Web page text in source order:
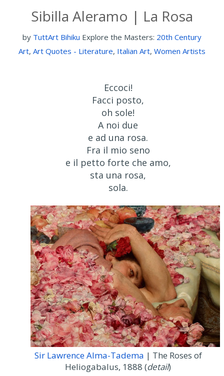
Sibilla Aleramo | La Rosa
by TuttArt Bihiku Explore the Masters: 20th Century
Art, Art Quotes - Literature, Italian Art, Women Artists
Eccoci!
Facci posto,
oh sole!
A noi due
e ad una rosa.
Fra il mio seno
e il petto forte che amo,
sta una rosa,
sola.
Sir Lawrence Alma-Tadema | The Roses of
Heliogabalus, 1888 (detail)